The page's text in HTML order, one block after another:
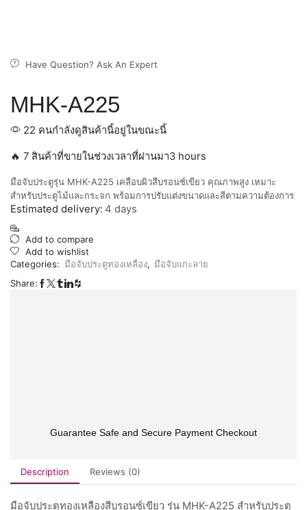
Have Question? Ask An Expert
MHK-A225
22 คนกำลังดูสินค้านี้อยู่ในขณะนี้
🔥 7 สินค้าที่ขายในช่วงเวลาที่ผ่านมา3 hours
มือจับประตูรุ่น MHK-A225 เคลือบผิวสีบรอนซ์เขียว คุณภาพสูง เหมาะ
สำหรับประตูไม้และกระจก พร้อมการปรับแต่งขนาดและสีตามความต้องการ
Estimated delivery: 4 days
Add to compare
Add to wishlist
Categories: มือจับประตูทองเหลือง, มือจับแกะลาย
Share:
Guarantee Safe and Secure Payment Checkout
Description Reviews (0)
มือจับประตูทองเหลืองสีบรอนซ์เขียว รุ่น MHK-A225 สำหรับประตู